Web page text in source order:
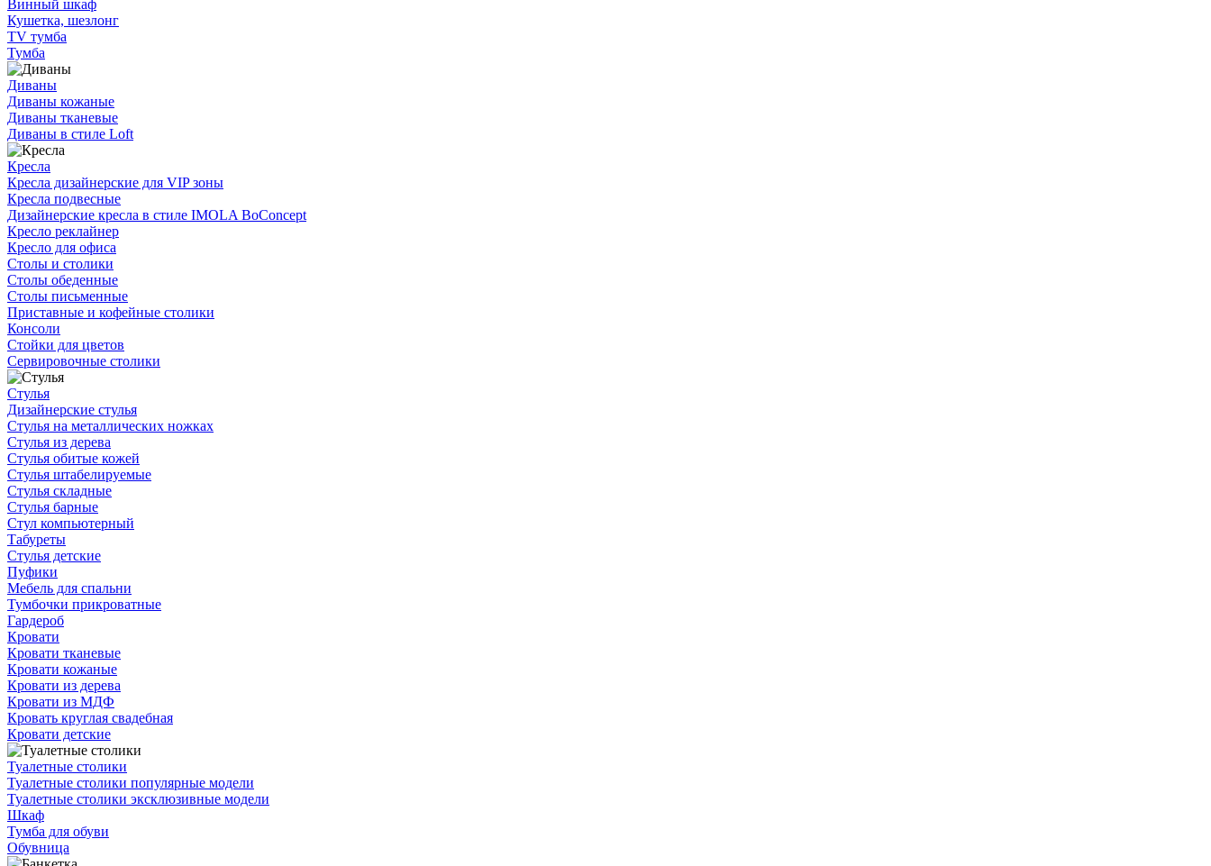
Винный шкаф
Кушетка, шезлонг
TV тумба
Тумба
Диваны
Диваны кожаные
Диваны тканевые
Диваны в стиле Loft
Кресла
Кресла дизайнерские для VIP зоны
Кресла подвесные
Дизайнерские кресла в стиле IMOLA BoConcept
Кресло реклайнер
Кресло для офиса
Столы и столики
Столы обеденные
Столы письменные
Приставные и кофейные столики
Консоли
Стойки для цветов
Сервировочные столики
Стулья
Дизайнерские стулья
Стулья на металлических ножках
Стулья из дерева
Стулья обитые кожей
Стулья штабелируемые
Стулья складные
Стулья барные
Стул компьютерный
Табуреты
Стулья детские
Пуфики
Мебель для спальни
Тумбочки прикроватные
Гардероб
Кровати
Кровати тканевые
Кровати кожаные
Кровати из дерева
Кровати из МДФ
Кровать круглая свадебная
Кровати детские
Туалетные столики
Туалетные столики популярные модели
Туалетные столики эксклюзивные модели
Шкаф
Тумба для обуви
Обувница